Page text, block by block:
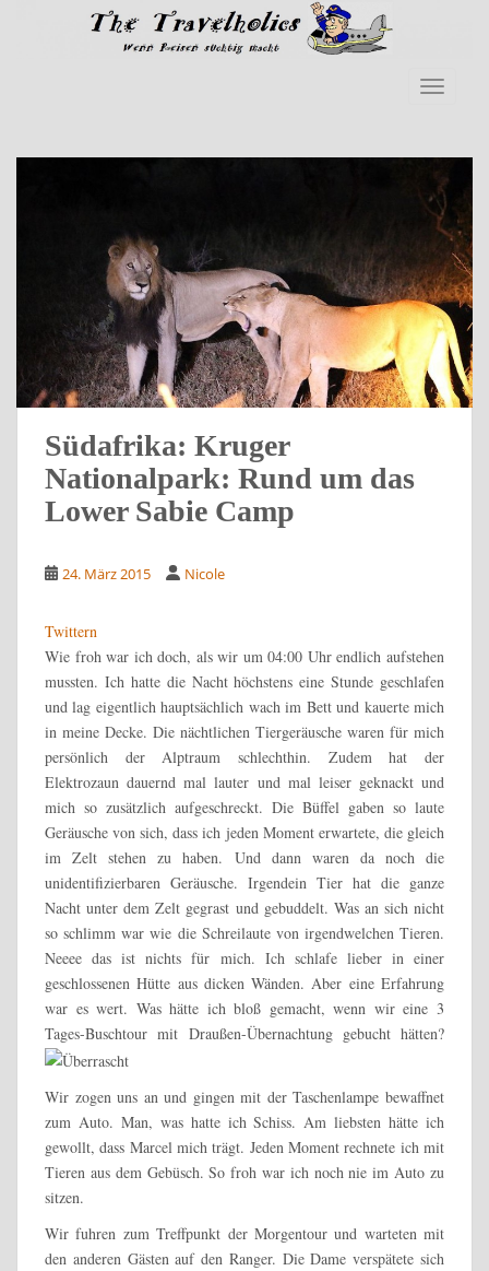
Skip to main content
Südafrika: Kruger
Nationalpark: Rund um das
Lower Sabie Camp
24. März 2015 Nicole
Twittern
Wie froh war ich doch, als wir um 04:00 Uhr endlich aufstehen
mussten. Ich hatte die Nacht höchstens eine Stunde geschlafen
und lag eigentlich hauptsächlich wach im Bett und kauerte mich
in meine Decke. Die nächtlichen Tiergeräusche waren für mich
persönlich der Alptraum schlechthin. Zudem hat der
Elektrozaun dauernd mal lauter und mal leiser geknackt und
mich so zusätzlich aufgeschreckt. Die Büffel gaben so laute
Geräusche von sich, dass ich jeden Moment erwartete, die gleich
im Zelt stehen zu haben. Und dann waren da noch die
unidentifizierbaren Geräusche. Irgendein Tier hat die ganze
Nacht unter dem Zelt gegrast und gebuddelt. Was an sich nicht
so schlimm war wie die Schreilaute von irgendwelchen Tieren.
Neeee das ist nichts für mich. Ich schlafe lieber in einer
geschlossenen Hütte aus dicken Wänden. Aber eine Erfahrung
war es wert. Was hätte ich bloß gemacht, wenn wir eine 3
Tages-Buschtour mit Draußen-Übernachtung gebucht hätten?
Wir zogen uns an und gingen mit der Taschenlampe bewaffnet
zum Auto. Man, was hatte ich Schiss. Am liebsten hätte ich
gewollt, dass Marcel mich trägt. Jeden Moment rechnete ich mit
Tieren aus dem Gebüsch. So froh war ich noch nie im Auto zu
sitzen.
Wir fuhren zum Treffpunkt der Morgentour und warteten mit
den anderen Gästen auf den Ranger. Die Dame verspätete sich